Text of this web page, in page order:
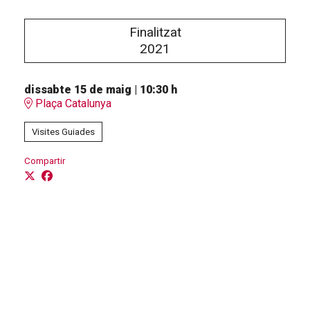
Finalitzat
2021
dissabte 15 de maig
10:30 h
Plaça Catalunya
Visites Guiades
Compartir